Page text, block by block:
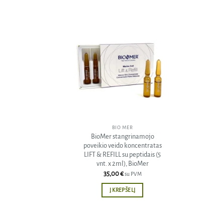
Pridėti
sąrašą
BIO MER
BioMer stangrinamojo
poveikio veido koncentratas
LIFT & REFILL su peptidais (5
vnt. x 2ml), BioMer
35,00€ su PVM
Į KREPŠELĮ